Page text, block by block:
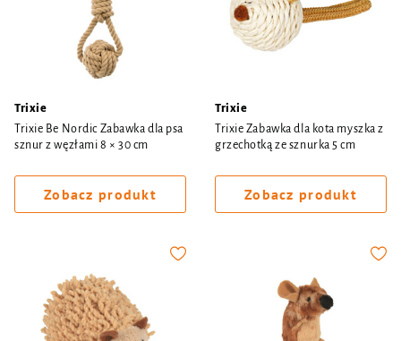
Trixie
Trixie Be Nordic Zabawka dla psa
sznur z węzłami 8 × 30 cm
Zobacz produkt
Trixie
Trixie Zabawka dla kota myszka z
grzechotką ze sznurka 5 cm
Zobacz produkt